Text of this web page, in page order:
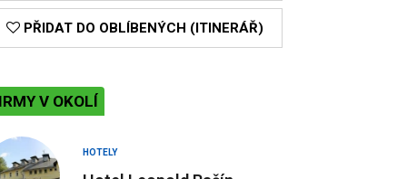
PŘIDAT DO OBLÍBENÝCH (ITINERÁŘ)
V OKOLÍ
HOTELY